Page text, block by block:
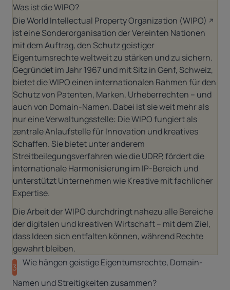
Was ist die WIPO?
DieWorld Intellectual Property Organization (WIPO)
ist eine Sonderorganisation der Vereinten Nationen
mit dem Auftrag, den Schutz geistiger
Eigentumsrechte weltweit zu stärken und zu sichern.
Gegründet im Jahr 1967 und mit Sitz in Genf, Schweiz,
bietet die WIPO einen internationalen Rahmen für den
Schutz von Patenten, Marken, Urheberrechten – und
auch von Domain-Namen. Dabei ist sie weit mehr als
nur eine Verwaltungsstelle: Die WIPO fungiert als
zentrale Anlaufstelle für Innovation und kreatives
Schaffen. Sie bietet unter anderem
Streitbeilegungsverfahren wie die UDRP, fördert die
internationale Harmonisierung im IP-Bereich und
unterstützt Unternehmen wie Kreative mit fachlicher
Expertise.
Die Arbeit der WIPO durchdringt nahezu alle Bereiche
der digitalen und kreativen Wirtschaft – mit dem Ziel,
dass Ideen sich entfalten können, während Rechte
gewahrt bleiben.
3 Wie hängen geistige Eigentumsrechte, Domain-
Namen und Streitigkeiten zusammen?